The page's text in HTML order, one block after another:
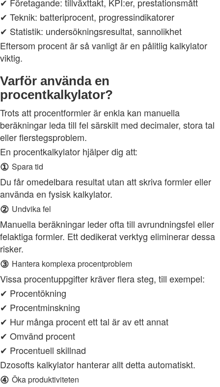
✔ Teknik: batteriprocent, progressindikatorer
✔ Statistik: undersökningsresultat, sannolikhet
Eftersom procent är så vanligt är en pålitlig kalkylator
viktig.
Varför använda en
procentkalkylator?
Trots att procentformler är enkla kan manuella
beräkningar leda till fel särskilt med decimaler, stora tal
eller flerstegsproblem.
En procentkalkylator hjälper dig att:
① Spara tid
Du får omedelbara resultat utan att skriva formler eller
använda en fysisk kalkylator.
② Undvika fel
Manuella beräkningar leder ofta till avrundningsfel eller
felaktiga formler. Ett dedikerat verktyg eliminerar dessa
risker.
③ Hantera komplexa procentproblem
Vissa procentuppgifter kräver flera steg, till exempel:
✔ Procentökning
✔ Procentminskning
✔ Hur många procent ett tal är av ett annat
✔ Omvänd procent
✔ Procentuell skillnad
Dzosofts kalkylator hanterar allt detta automatiskt.
④ Öka produktiviteten